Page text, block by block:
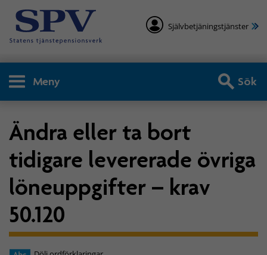
Självbetjäningstjänster
Meny Sök
Ändra eller ta bort
tidigare levererade övriga
löneuppgifter – krav
50.120